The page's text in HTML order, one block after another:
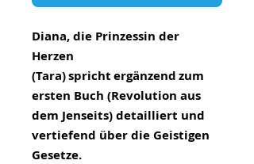
Diana, die Prinzessin der
Herzen
(Tara) spricht ergänzend zum
ersten Buch (Revolution aus
dem Jenseits) detailliert und
vertiefend über die Geistigen
Gesetze.